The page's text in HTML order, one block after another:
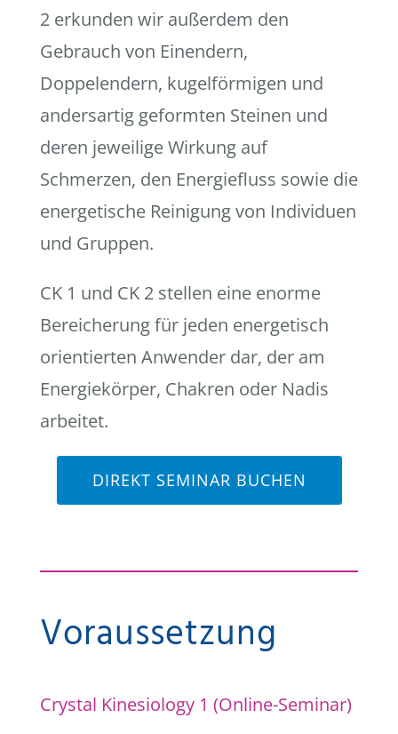
2 erkunden wir außerdem den
Gebrauch von Einendern,
Doppelendern, kugelförmigen und
andersartig geformten Steinen und
deren jeweilige Wirkung auf
Schmerzen, den Energiefluss sowie die
energetische Reinigung von Individuen
und Gruppen.
CK 1 und CK 2 stellen eine enorme
Bereicherung für jeden energetisch
orientierten Anwender dar, der am
Energiekörper, Chakren oder Nadis
arbeitet.
DIREKT SEMINAR BUCHEN
Voraussetzung
Crystal Kinesiology 1 (Online-Seminar)